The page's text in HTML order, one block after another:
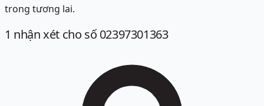
trong tương lai.
1 nhận xét cho số 02397301363